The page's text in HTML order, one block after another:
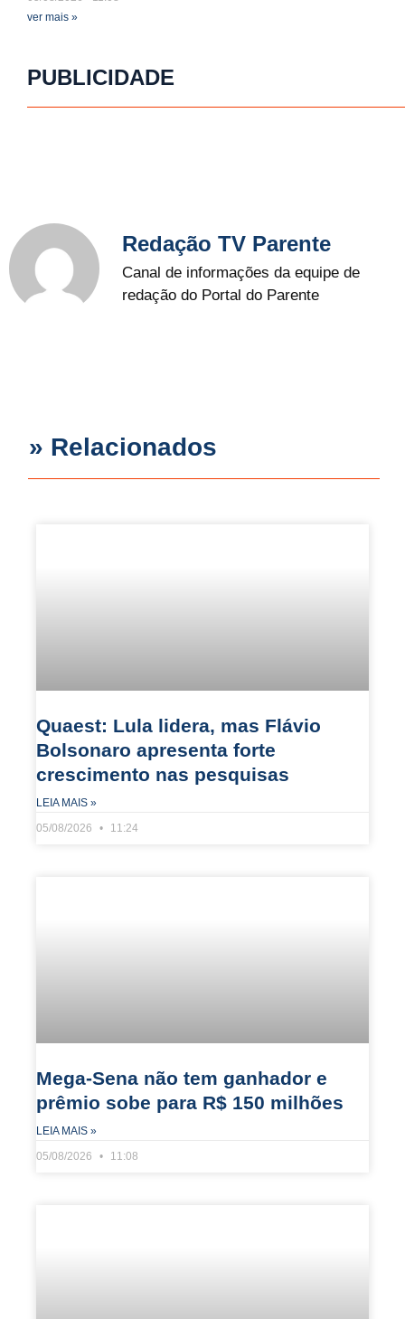
ver mais »
PUBLICIDADE
Redação TV Parente
Canal de informações da equipe de
redação do Portal do Parente
» Relacionados
Quaest: Lula lidera, mas Flávio
Bolsonaro apresenta forte
crescimento nas pesquisas
LEIA MAIS »
05/08/2026
11:24
Mega-Sena não tem ganhador e
prêmio sobe para R$ 150 milhões
LEIA MAIS »
05/08/2026
11:08